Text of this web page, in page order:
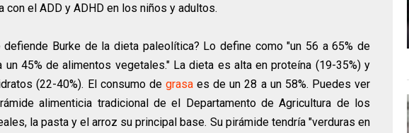
el ADD y ADHD en los niños y adultos.
defiende Burke de la dieta paleolítica? Lo define como "un 56 a 65% de
45% de alimentos vegetales." La dieta es alta en proteína (19-35%) y
(22-40%). El consumo de grasaes de un 28 a un 58%. Puedes ver
alimenticia tradicional de el Departamento de Agricultura de los
la pasta y el arroz su principal base. Su pirámide tendría "verduras en